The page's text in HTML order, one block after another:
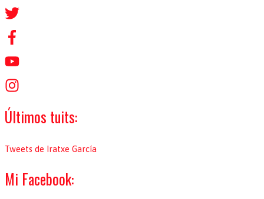
a
o
r
Últimos tuits:
Tweets de Iratxe García
Mi Facebook: